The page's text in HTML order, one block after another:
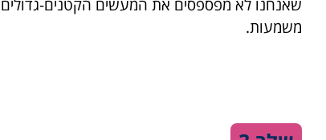
שאנחנו לא מפספסים את המעשים הקטנים-
משמעות.